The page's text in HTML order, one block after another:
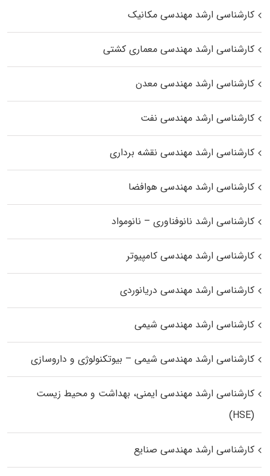
کارشناسی ارشد مهندسی مکانیک
کارشناسی ارشد مهندسی معماری کشتی
کارشناسی ارشد مهندسی معدن
کارشناسی ارشد مهندسی نفت
کارشناسی ارشد مهندسی نقشه برداری
کارشناسی ارشد مهندسی هوافضا
کارشناسی ارشد نانوفناوری – نانومواد
کارشناسی ارشد مهندسی کامپیوتر
کارشناسی ارشد مهندسی دریانوردی
کارشناسی ارشد مهندسی شیمی
کارشناسی ارشد مهندسی شیمی – بیوتکنولوژی و داروسازی
کارشناسی ارشد مهندسی ایمنی، بهداشت و محیط زیست
(HSE)
کارشناسی ارشد مهندسی صنایع